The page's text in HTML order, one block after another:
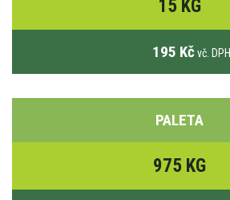
15 KG
195 Kč vč. DPH
PALETA
975 KG